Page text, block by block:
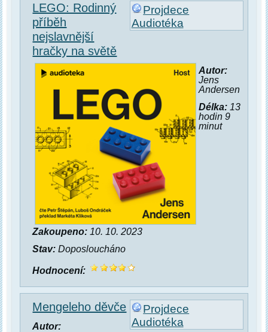
Projdece
Audiotéka
LEGO: Rodinný
příběh
nejslavnější
hračky na světě
Autor:
Jens
Andersen
Délka:13
hodin 9
minut
Zakoupeno: 10. 10. 2023
Stav: Doposloucháno
Hodnocení:
Projdece
Audiotéka
Mengeleho děvče
Autor: